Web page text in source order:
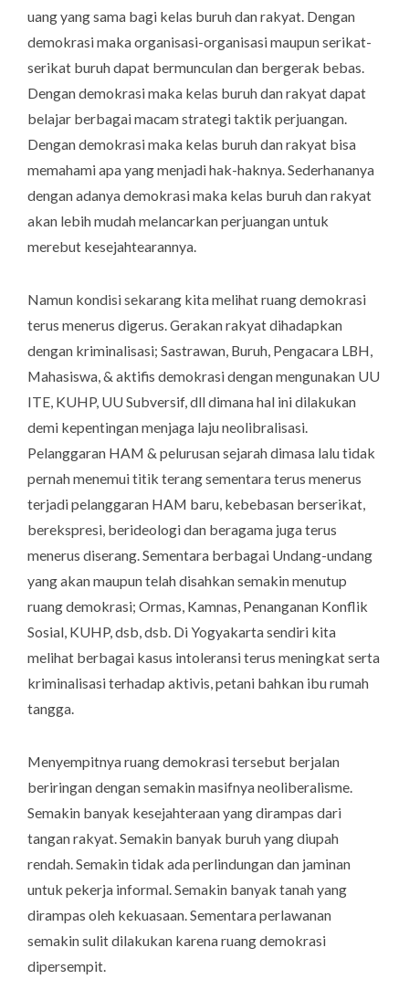
uang yang sama bagi kelas buruh dan rakyat. Dengan
demokrasi maka organisasi-organisasi maupun serikat-
serikat buruh dapat bermunculan dan bergerak bebas.
Dengan demokrasi maka kelas buruh dan rakyat dapat
belajar berbagai macam strategi taktik perjuangan.
Dengan demokrasi maka kelas buruh dan rakyat bisa
memahami apa yang menjadi hak-haknya. Sederhananya
dengan adanya demokrasi maka kelas buruh dan rakyat
akan lebih mudah melancarkan perjuangan untuk
merebut kesejahtearannya.
Namun kondisi sekarang kita melihat ruang demokrasi
terus menerus digerus. Gerakan rakyat dihadapkan
dengan kriminalisasi; Sastrawan, Buruh, Pengacara LBH,
Mahasiswa, & aktifis demokrasi dengan mengunakan UU
ITE, KUHP, UU Subversif, dll dimana hal ini dilakukan
demi kepentingan menjaga laju neolibralisasi.
Pelanggaran HAM & pelurusan sejarah dimasa lalu tidak
pernah menemui titik terang sementara terus menerus
terjadi pelanggaran HAM baru, kebebasan berserikat,
berekspresi, berideologi dan beragama juga terus
menerus diserang. Sementara berbagai Undang-undang
yang akan maupun telah disahkan semakin menutup
ruang demokrasi; Ormas, Kamnas, Penanganan Konflik
Sosial, KUHP, dsb, dsb. Di Yogyakarta sendiri kita
melihat berbagai kasus intoleransi terus meningkat serta
kriminalisasi terhadap aktivis, petani bahkan ibu rumah
tangga.
Menyempitnya ruang demokrasi tersebut berjalan
beriringan dengan semakin masifnya neoliberalisme.
Semakin banyak kesejahteraan yang dirampas dari
tangan rakyat. Semakin banyak buruh yang diupah
rendah. Semakin tidak ada perlindungan dan jaminan
untuk pekerja informal. Semakin banyak tanah yang
dirampas oleh kekuasaan. Sementara perlawanan
semakin sulit dilakukan karena ruang demokrasi
dipersempit.